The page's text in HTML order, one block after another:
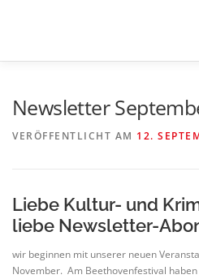
Newsletter
VERÖFFENTLICHT AM 12.
Liebe Kultur- und
liebe Newsletter-
wir beginnen mit unserer neuen
November. Am Beethovenfestival